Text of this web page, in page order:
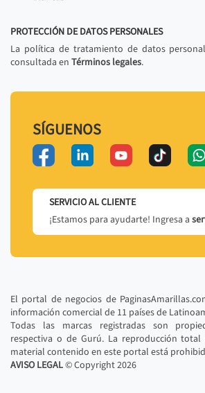
PROTECCIÓN DE DATOS PERSONALES
La política de tratamiento de datos
consultada en Términos legales.
SÍGUENOS
SERVICIO AL CLIENTE
¡Estamos para ayudarte! Ingresa a
El portal de negocios de
información comercial de 11 países de
Todas las marcas registradas son
respectiva o de Gurú. La reproducción
material contenido en este portal está
AVISO LEGAL© Copyright2026